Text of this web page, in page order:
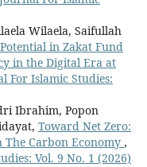
Wilaela, Saifullah
in Zakat Fund
in the Digital Era at
For Islamic Studies:
Ibrahim, Popon
Toward Net Zero:
Carbon Economy ,
Vol. 9 No. 1 (2026)